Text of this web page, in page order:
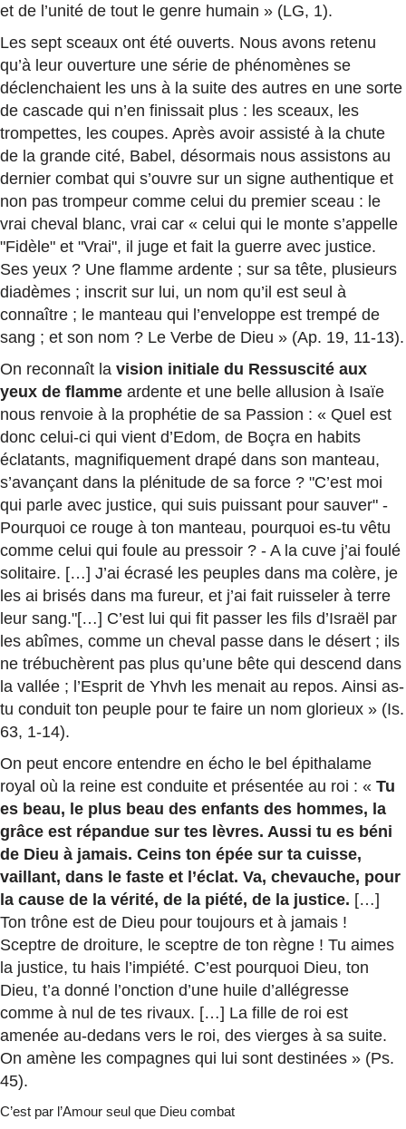
et de l’unité de tout le genre humain » (LG, 1).
Les sept sceaux ont été ouverts. Nous avons retenu
qu’à leur ouverture une série de phénomènes se
déclenchaient les uns à la suite des autres en une sorte
de cascade qui n’en finissait plus : les sceaux, les
trompettes, les coupes. Après avoir assisté à la chute
de la grande cité, Babel, désormais nous assistons au
dernier combat qui s’ouvre sur un signe authentique et
non pas trompeur comme celui du premier sceau : le
vrai cheval blanc, vrai car « celui qui le monte s’appelle
"Fidèle" et "Vrai", il juge et fait la guerre avec justice.
Ses yeux ? Une flamme ardente ; sur sa tête, plusieurs
diadèmes ; inscrit sur lui, un nom qu’il est seul à
connaître ; le manteau qui l’enveloppe est trempé de
sang ; et son nom ? Le Verbe de Dieu » (Ap. 19, 11-13).
On reconnaît la vision initiale du Ressuscité aux
yeux de flamme ardente et une belle allusion à Isaïe
nous renvoie à la prophétie de sa Passion : « Quel est
donc celui-ci qui vient d’Edom, de Boçra en habits
éclatants, magnifiquement drapé dans son manteau,
s’avançant dans la plénitude de sa force ? "C’est moi
qui parle avec justice, qui suis puissant pour sauver" -
Pourquoi ce rouge à ton manteau, pourquoi es-tu vêtu
comme celui qui foule au pressoir ? - A la cuve j’ai foulé
solitaire. […] J’ai écrasé les peuples dans ma colère, je
les ai brisés dans ma fureur, et j’ai fait ruisseler à terre
leur sang."[…] C’est lui qui fit passer les fils d’Israël par
les abîmes, comme un cheval passe dans le désert ; ils
ne trébuchèrent pas plus qu’une bête qui descend dans
la vallée ; l’Esprit de Yhvh les menait au repos. Ainsi as-
tu conduit ton peuple pour te faire un nom glorieux » (Is.
63, 1-14).
On peut encore entendre en écho le bel épithalame
royal où la reine est conduite et présentée au roi : « Tu
es beau, le plus beau des enfants des hommes, la
grâce est répandue sur tes lèvres. Aussi tu es béni
de Dieu à jamais. Ceins ton épée sur ta cuisse,
vaillant, dans le faste et l’éclat. Va, chevauche, pour
la cause de la vérité, de la piété, de la justice. […]
Ton trône est de Dieu pour toujours et à jamais !
Sceptre de droiture, le sceptre de ton règne ! Tu aimes
la justice, tu hais l’impiété. C’est pourquoi Dieu, ton
Dieu, t’a donné l’onction d’une huile d’allégresse
comme à nul de tes rivaux. […] La fille de roi est
amenée au-dedans vers le roi, des vierges à sa suite.
On amène les compagnes qui lui sont destinées » (Ps.
45).
C’est par l’Amour seul que Dieu combat